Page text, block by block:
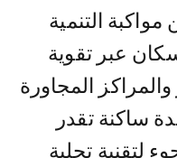
التنمية
عبر تقوية
والمراكز المجاورة
ساكنة تقدر
لتقنية تحلية